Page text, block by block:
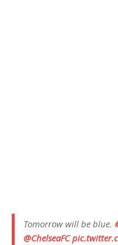
Tomorrow will be blue.
@ChelseaFC